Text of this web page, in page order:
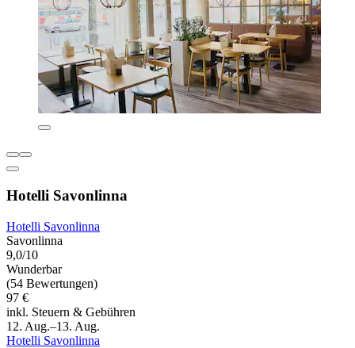
Hotelli Savonlinna
Hotelli Savonlinna
Savonlinna
9,0/10
Wunderbar
(54 Bewertungen)
97 €
inkl. Steuern & Gebühren
12. Aug.–13. Aug.
Hotelli Savonlinna